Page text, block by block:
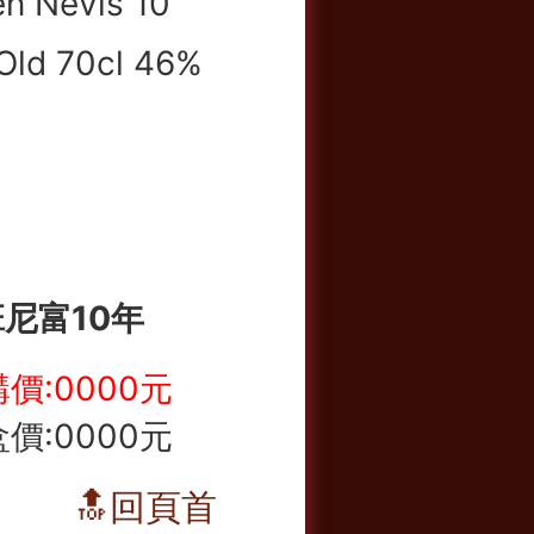
富10年
價:0000元
價:0000元
🔝回頁首